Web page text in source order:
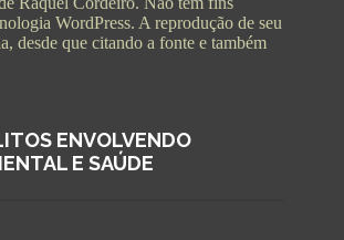
WordPress. A reprodução de seu
desde que citando a fonte e também
ENVOLVENDO
E SAÚDE